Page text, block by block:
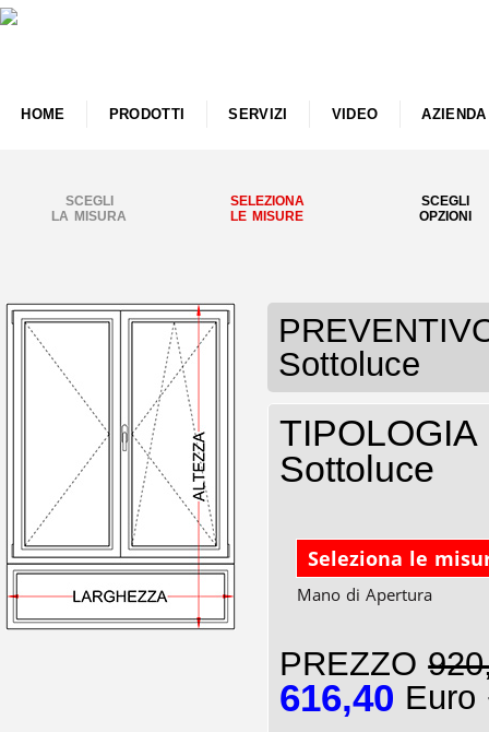
HOME PRODOTTI SERVIZI VIDEO AZIENDA
SCEGLI
LA MISURA
SELEZIONA
LE MISURE
SCEGLI
OPZIONI
Sottoluce
Sottoluce
Seleziona le
Mano di Apertura
PREZZO
616,40 Euro